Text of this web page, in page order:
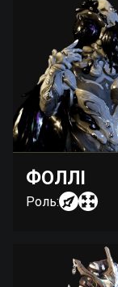
ФОЛЛІ
Роль: